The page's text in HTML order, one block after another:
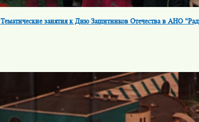
Тематические занятия к Дню Защитников Отечества в АНО